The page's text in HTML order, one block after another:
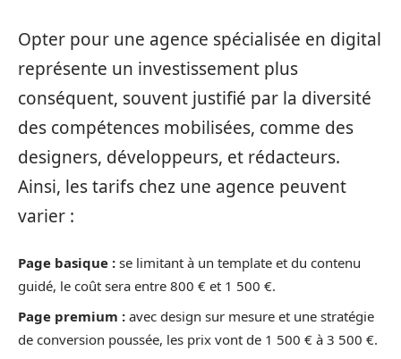
Opter pour une agence spécialisée en digital
représente un investissement plus
conséquent, souvent justifié par la diversité
des compétences mobilisées, comme des
designers, développeurs, et rédacteurs.
Ainsi, les tarifs chez une agence peuvent
varier :
Page basique : se limitant à un template et du contenu
guidé, le coût sera entre 800 € et 1 500 €.
Page premium : avec design sur mesure et une stratégie
de conversion poussée, les prix vont de 1 500 € à 3 500 €.